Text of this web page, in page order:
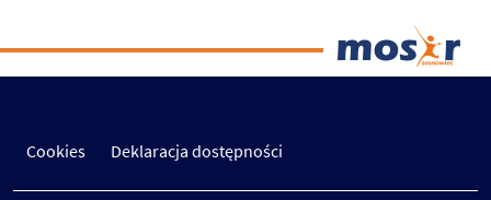
Cookies Deklaracja dostępności